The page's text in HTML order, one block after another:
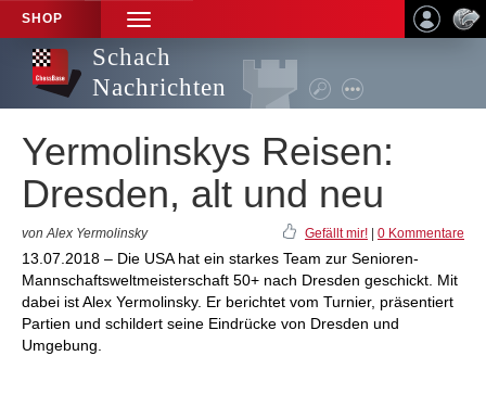
SHOP
TOGGLE
NAVIGATION
Schach
Nachrichten
Yermolinskys Reisen:
Dresden, alt und neu
von Alex Yermolinsky Gefällt mir! 0 Kommentare
13.07.2018 – Die USA hat ein starkes Team zur Senioren-
Mannschaftsweltmeisterschaft 50+ nach Dresden geschickt. Mit
dabei ist Alex Yermolinsky. Er berichtet vom Turnier, präsentiert
Partien und schildert seine Eindrücke von Dresden und
Umgebung.